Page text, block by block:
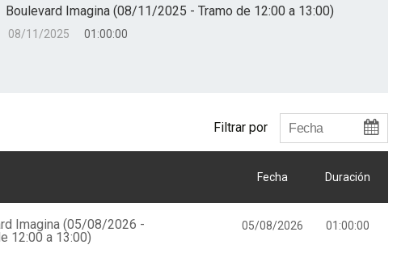
Boulevard Imagina (08/11/2025 - Tramo de 12:00 a 13:00)
08/11/2025 01:00:00
Filtrar por
Fecha Duración
Imagina (05/08/2026 -
12:00 a 13:00)
05/08/2026 01:00:00